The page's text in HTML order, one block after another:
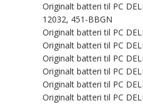
Originalt batteri til PC
12032, 451-BBGN
Originalt batteri til PC
Originalt batteri til PC
Originalt batteri til PC
Originalt batteri til PC
Originalt batteri til PC
Originalt batteri til PC